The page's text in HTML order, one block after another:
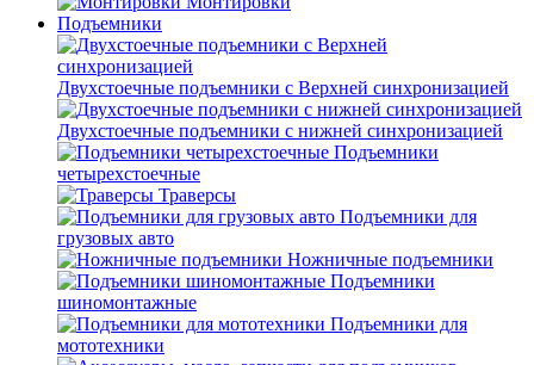
Подъемники
Двухстоечные подъемники с Верхней синхронизацией
Двухстоечные подъемники с нижней синхронизацией
Подъемники
четырехстоечные
Траверсы
Подъемники для
грузовых авто
Ножничные подъемники
Подъемники
шиномонтажные
Подъемники для
мототехники